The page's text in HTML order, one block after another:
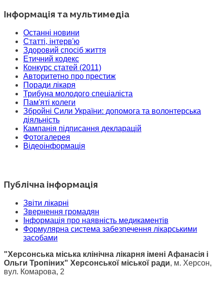
Інформація та мультимедіа
Останні новини
Статті, інтерв'ю
Здоровий спосіб життя
Етичний кодекс
Конкурс статей (2011)
Авторитетно про престиж
Поради лікаря
Трибуна молодого спеціаліста
Пам'яті колеги
Збройні Сили України: допомога та волонтерська
діяльність
Кампанія підписання декларацій
Фотогалерея
Відеоінформація
Публічна інформація
Звіти лікарні
Звернення громадян
Інформація про наявність медикаментів
Формулярна система забезпечення лікарськими
засобами
"Херсонська міська клінічна лікарня імені Афанасія і
Ольги Тропіних" Херсонської міської ради, м. Херсон,
вул. Комарова, 2